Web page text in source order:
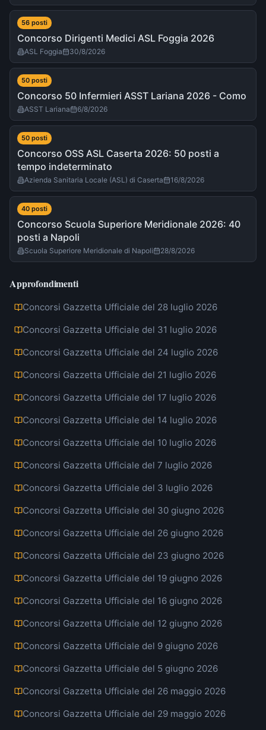
56 posti
Concorso Dirigenti Medici ASL Foggia 2026
ASL Foggia 30/8/2026
50 posti
Concorso 50 Infermieri ASST Lariana 2026 - Como
ASST Lariana 6/8/2026
50 posti
Concorso OSS ASL Caserta 2026: 50 posti a
tempo indeterminato
Azienda Sanitaria Locale (ASL) di Caserta 16/8/2026
40 posti
Concorso Scuola Superiore Meridionale 2026: 40
posti a Napoli
Scuola Superiore Meridionale di Napoli 28/8/2026
Approfondimenti
Concorsi Gazzetta Ufficiale del 28 luglio 2026
Concorsi Gazzetta Ufficiale del 31 luglio 2026
Concorsi Gazzetta Ufficiale del 24 luglio 2026
Concorsi Gazzetta Ufficiale del 21 luglio 2026
Concorsi Gazzetta Ufficiale del 17 luglio 2026
Concorsi Gazzetta Ufficiale del 14 luglio 2026
Concorsi Gazzetta Ufficiale del 10 luglio 2026
Concorsi Gazzetta Ufficiale del 7 luglio 2026
Concorsi Gazzetta Ufficiale del 3 luglio 2026
Concorsi Gazzetta Ufficiale del 30 giugno 2026
Concorsi Gazzetta Ufficiale del 26 giugno 2026
Concorsi Gazzetta Ufficiale del 23 giugno 2026
Concorsi Gazzetta Ufficiale del 19 giugno 2026
Concorsi Gazzetta Ufficiale del 16 giugno 2026
Concorsi Gazzetta Ufficiale del 12 giugno 2026
Concorsi Gazzetta Ufficiale del 9 giugno 2026
Concorsi Gazzetta Ufficiale del 5 giugno 2026
Concorsi Gazzetta Ufficiale del 26 maggio 2026
Concorsi Gazzetta Ufficiale del 29 maggio 2026